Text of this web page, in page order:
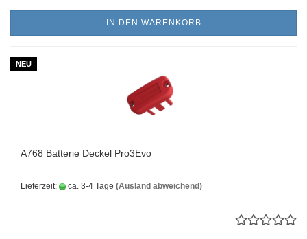
IN DEN WARENKORB
NEU
A768 Batterie Deckel Pro3Evo
Lieferzeit: ca. 3-4 Tage (Ausland abweichend)